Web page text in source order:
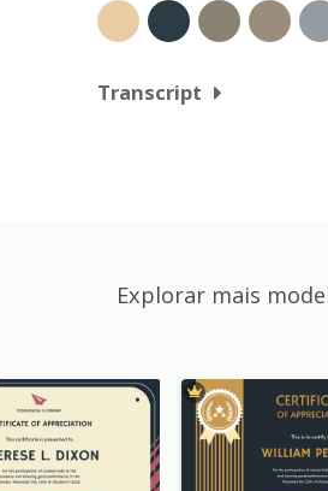
Transcript
Explorar mais